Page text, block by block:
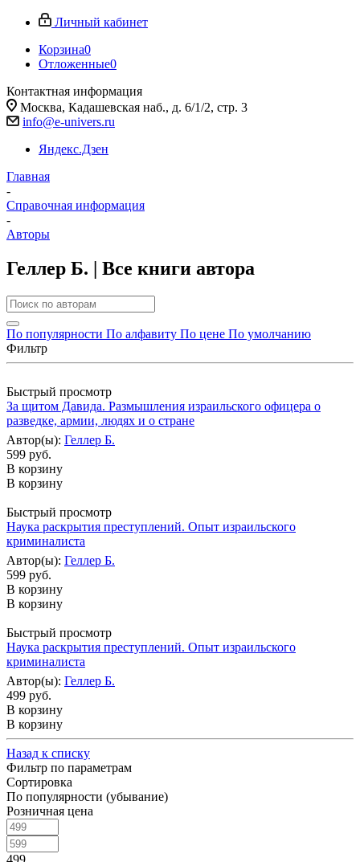
Личный кабинет
Корзина0
Отложенные0
Контактная информация
Москва, Кадашевская наб., д. 6/1/2, стр. 3
info@e-univers.ru
Яндекс.Дзен
Главная
-
Справочная информация
-
Авторы
Геллер Б. | Все книги автора
По популярности По алфавиту По цене По умолчанию
Фильтр
Быстрый просмотр
За щитом Давида. Размышления израильского офицера о
разведке, армии, людях и о стране
Автор(ы): Геллер Б.
599 руб.
В корзину
В корзину
Быстрый просмотр
Наука раскрытия преступлений. Опыт израильского
криминалиста
Автор(ы): Геллер Б.
599 руб.
В корзину
В корзину
Быстрый просмотр
Наука раскрытия преступлений. Опыт израильского
криминалиста
Автор(ы): Геллер Б.
499 руб.
В корзину
В корзину
Назад к списку
Фильтр по параметрам
Сортировка
По популярности (убывание)
Розничная цена
499